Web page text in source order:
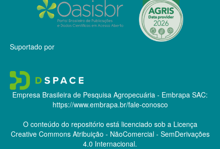
Suportado por
Empresa Brasileira de Pesquisa Agropecuária - Embrapa SAC:
https://www.embrapa.br/fale-conosco
O conteúdo do repositório está licenciado sob a Licença
Creative CommonsAtribuição - NãoComercial - SemDerivações
4.0 Internacional.